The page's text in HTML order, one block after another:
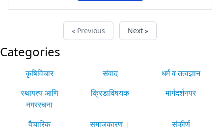
« Previous Next »
Categories
कृषिविचार संवाद
धर्म व तत्वज्ञान
स्थापत्य आणि
नगररचना
क्रिडाविषयक मार्गदर्शनपर
वैचारिक
समाजकारण ।
संकीर्ण